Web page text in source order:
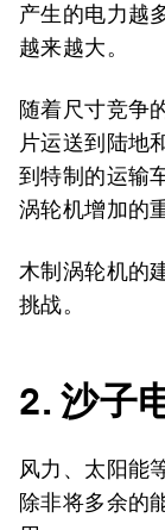
产生的电力越
越来越大。
随着尺寸竞争
片运送到陆地
到特制的运输
涡轮机增加的
木制涡轮机的
挑战。
2.沙子
风力、太阳能
除非将多余的